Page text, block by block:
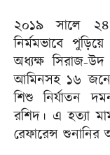
২০১৯ সালে ২৪
নির্মমভাবে
অধ্যক্ষ সিরাজ-
আমিনসহ ১৬
শিশু নির্যাতন
রশিদ। এ হত্যা
রেফারেন্স শুনানির